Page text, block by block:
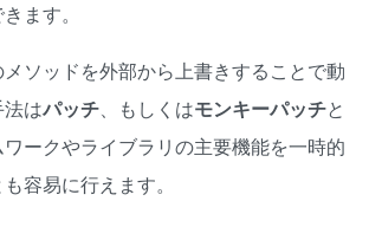
ます。
ソッドを外部から上書きすることで動
はパッチ、もしくはモンキーパッチと
ークやライブラリの主要機能を一時的
容易に行えます。